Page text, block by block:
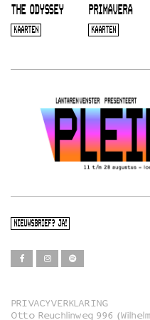
THE ODYSSEY
KAARTEN
PRIMAVERA
KAARTEN
NIEUWSBRIEF? JA!
Film
PRIVACYVERKLARING
Otto Reuchlinweg 996